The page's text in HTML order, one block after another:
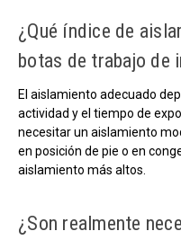
¿Qué índice de
botas de trabajo de
El aislamiento adecuado
actividad y el tiempo de
necesitar un aislamiento
en posición de pie o en
aislamiento más altos.
¿Son realmente